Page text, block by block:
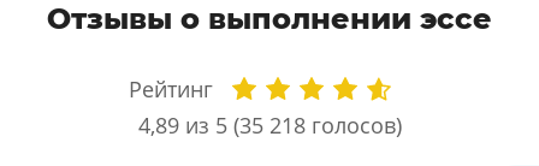
Отзывы о выполнении эссе
Рейтинг
4,89 из 5 (35 218голосов)